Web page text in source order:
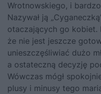
Wrotnowskiego, i
Nazywał ją
otaczających go kobiet.
że nie jest jeszcze
unieszczęśliwiać dużo
a ostateczną decyzję
Wówczas mógł
plusy i minusy tego